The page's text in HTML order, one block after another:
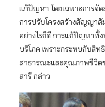
แก้ปัญหา โดยเฉพาะการจั
การปรับโครงสร้างสัญญาสั
อย่างไรก็ดี การแก้ปัญหาทั้
บริโภค เพราะกระทบกับสิท
สาธารณะและคุณภาพชีวิต
สารี กล่าว